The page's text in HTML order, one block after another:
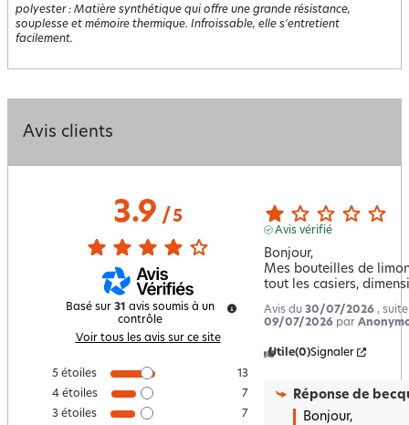
polyester: Matière synthétique qui offre une grande résistance,
souplesse et mémoire thermique. Infroissable, elle s'entretient
facilement.
Avis clients
3.9/ 5
Basé sur 31 avis soumis à un
contrôle
Voir tous les avis sur ce site
5 étoiles
13
4 étoiles
7
3 étoiles
7
Avis vérifié
Bonjour,
Mes bouteilles de
tout les casiers,
Avis du 30/07/2026 ,
09/07/2026 par
Utile(0)Signaler
Réponse de
Bonjour,